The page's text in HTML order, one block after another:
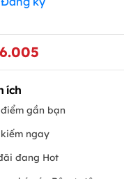
ích
gần bạn
ngay
đang Hot